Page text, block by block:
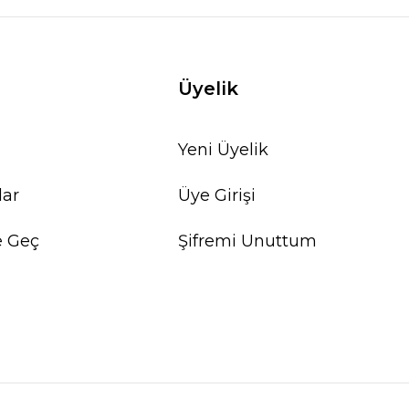
Geç
Üyelik
Yeni Üyelik
Üye Girişi
Şifremi Unuttum